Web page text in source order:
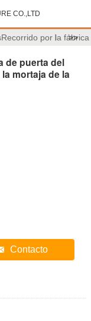
CO.,LTD
Recorrido por la fábrica
>>
de puerta del
mortaja de la
Contacto